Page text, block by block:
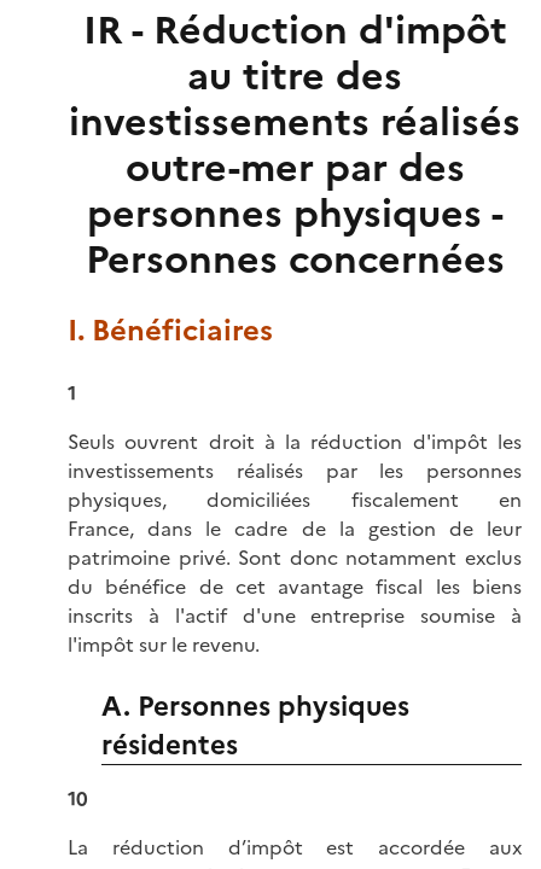
IR - Réduction d'impôt
au titre des
investissements réalisés
outre-mer par des
personnes physiques -
Personnes concernées
I. Bénéficiaires
1
Seuls ouvrent droit à la réduction d'impôt les
investissements réalisés par les personnes
physiques, domiciliées fiscalement en
France, dans le cadre de la gestion de leur
patrimoine privé. Sont donc notamment exclus
du bénéfice de cet avantage fiscal les biens
inscrits à l'actif d'une entreprise soumise à
l'impôt sur le revenu.
A. Personnes physiques
résidentes
10
La réduction d’impôt est accordée aux